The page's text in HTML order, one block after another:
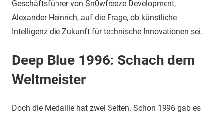
Geschäftsführer von Sn0wfreeze Development,
Alexander Heinrich, auf die Frage, ob künstliche
Intelligenz die Zukunft für technische Innovationen sei.
Deep Blue 1996: Schach dem
Weltmeister
Doch die Medaille hat zwei Seiten. Schon 1996 gab es